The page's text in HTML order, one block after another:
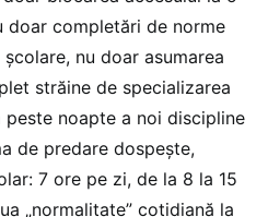
doar completări de norme
nu doar asumarea
străine de specializarea
noapte a noi discipline
de predare dospește,
7 ore pe zi, de la 8 la 15
„normalitate” cotidiană la